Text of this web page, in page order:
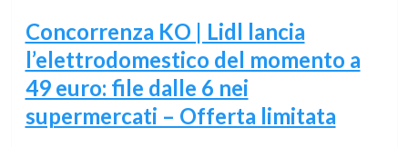
Concorrenza KO | Lidl lancia
l’elettrodomestico del momento a
49 euro: file dalle 6 nei
supermercati – Offerta limitata